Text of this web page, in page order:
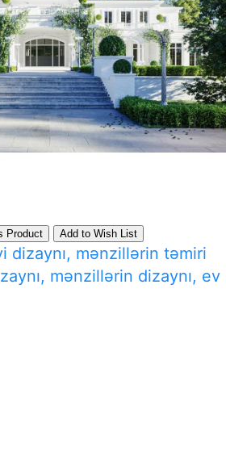
Product Add to Wish List
dizaynı, mənzillərin təmiri
mənzillərin dizaynı, ev